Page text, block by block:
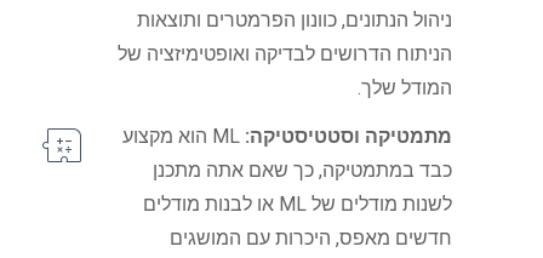
ניהול הנתונים, כוונון הפרמטרים ותוצאות
הניתוח הדרושים לבדיקה ואופטימיזציה של
המודל שלך.
מתמטיקה וסטטיסטיקה:
ML הוא מקצוע
כבד במתמטיקה, כך שאם אתה מתכנן
לשנות מודלים של ML או לבנות מודלים
חדשים מאפס, היכרות עם המושגים